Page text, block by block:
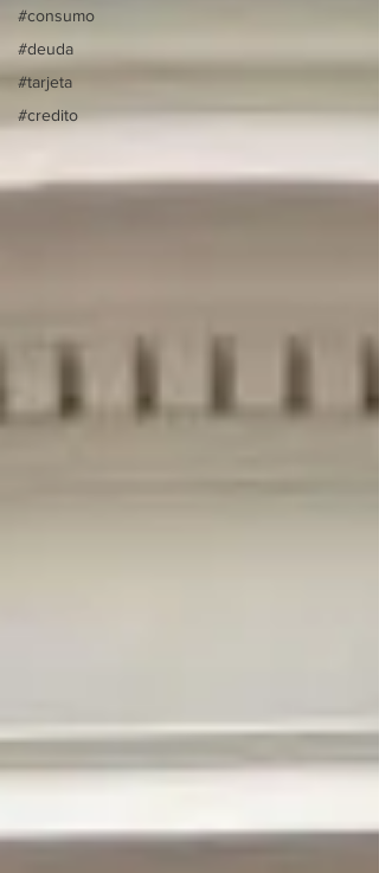
#consumo
#deuda
#tarjeta
#credito